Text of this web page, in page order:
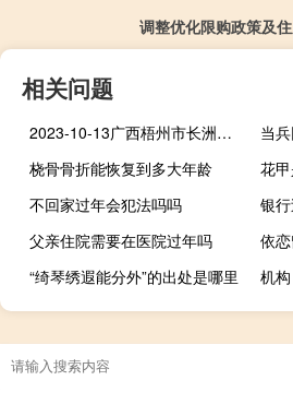
调整优化限购政策及
相关问题
2023-10-13广西梧州市长洲区(鹿茸菇)的报价是多少
当
桡骨骨折能恢复到多大年龄
花
不回家过年会犯法吗吗
银
父亲住院需要在医院过年吗
“绮琴绣遐能分外”的出处是哪里